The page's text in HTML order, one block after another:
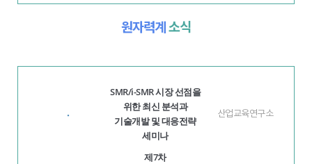
원자력계소식
·
SMR/i-SMR 시장 선점을
위한 최신 분석과
기술개발 및 대응전략
세미나
산업교육연구소
제7차